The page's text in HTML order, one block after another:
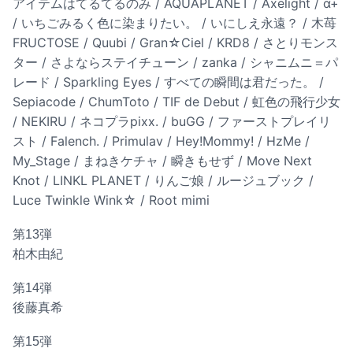
/ いちごみるく色に染まりたい。 / いにしえ永遠？ / 木苺
FRUCTOSE / Quubi / Gran☆Ciel / KRD8 / さとりモンス
ター / さよならステイチューン / zanka / シャニムニ＝パ
レード / Sparkling Eyes / すべての瞬間は君だった。 /
Sepiacode / ChumToto / TIF de Debut / 虹色の飛行少女
/ NEKIRU / ネコプラpixx. / buGG / ファーストプレイリ
スト / Falench. / Primulav / Hey!Mommy! / HzMe /
My_Stage / まねきケチャ / 瞬きもせず / Move Next
Knot / LINKL PLANET / りんご娘 / ルージュブック /
Luce Twinkle Wink☆ / Root mimi
第13弾
柏木由紀
第14弾
後藤真希
第15弾